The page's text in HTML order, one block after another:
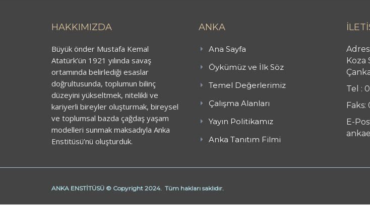
HAKKIMIZDA
Büyük önder Mustafa Kemal
Atatürk’ün 1921 yılında savaş
ortamında belirlediği esaslar
doğrultusunda, toplumun bilinç
düzeyini yükseltmek, nitelikli ve
kariyerli bireyler oluşturmak, bireysel
ve toplumsal bazda çağdaş yaşam
modelleri sunmak maksadıyla Anka
Enstitüsü’nü oluşturduk.
ANKA
Ana Sayfa
Öykümüz ve İlk Söz
Temel Değerlerimiz
Çalışma Alanları
Yayın Politikamız
Anka Tanıtım Filmi
Koza
Tel :
Faks:
E-
ANKA ENSTİTÜSÜ © Copyright 2024. Tüm hakları saklıdır.